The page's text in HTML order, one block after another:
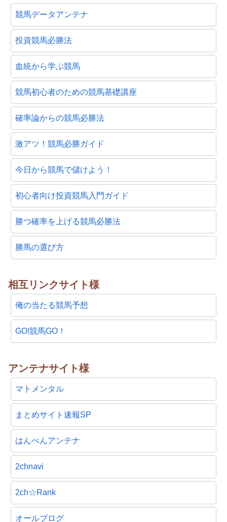
競馬データアンテナ
投資競馬必勝法
血統から学ぶ競馬
競馬初心者のための競馬基礎講座
確率論からの競馬必勝法
激アツ！競馬必勝ガイド
今日から競馬で儲けよう！
初心者向け投資競馬入門ガイド
勝つ確率を上げる競馬必勝法
勝馬の選び方
相互リンクサイト様
俺の当たる競馬予想
GO!競馬GO！
アンテナサイト様
マトメンタル
まとめサイト速報SP
はんぺんアンテナ
2chnavi
2ch☆Rank
オールブログ